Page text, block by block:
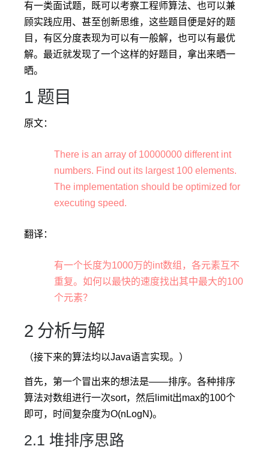
有一类面试题，既可以考察工程师算法、也可以兼
顾实践应用、甚至创新思维，这些题目便是好的题
目，有区分度表现为可以有一般解，也可以有最优
解。最近就发现了一个这样的好题目，拿出来晒一
晒。
1 题目
原文：
There is an array of 10000000 different int
numbers. Find out its largest 100 elements.
The implementation should be optimized for
executing speed.
翻译：
有一个长度为1000万的int数组，各元素互不
重复。如何以最快的速度找出其中最大的100
个元素？
2 分析与解
（接下来的算法均以Java语言实现。）
首先，第一个冒出来的想法是——排序。各种排序
算法对数组进行一次sort，然后limit出max的100个
即可，时间复杂度为O(nLogN)。
2.1 堆排序思路